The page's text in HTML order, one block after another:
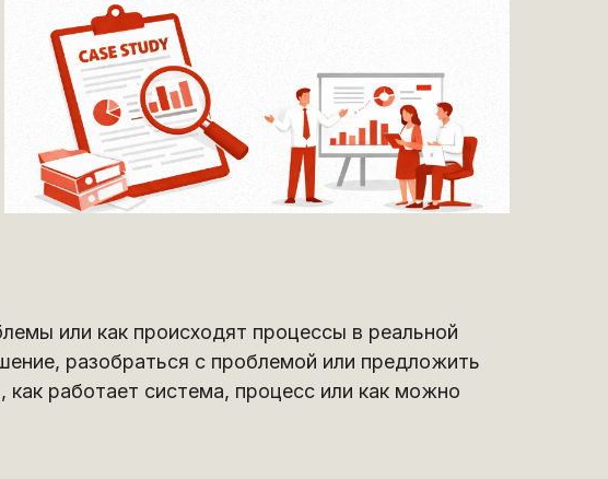
или как происходят процессы в реальной
разобраться с проблемой или предложить
работает система, процесс или как можно